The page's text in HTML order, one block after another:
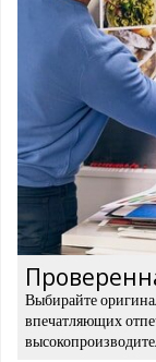
Выбирайте
впечатляющих